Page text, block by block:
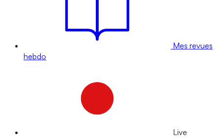
Mes revues
hebdo
Live